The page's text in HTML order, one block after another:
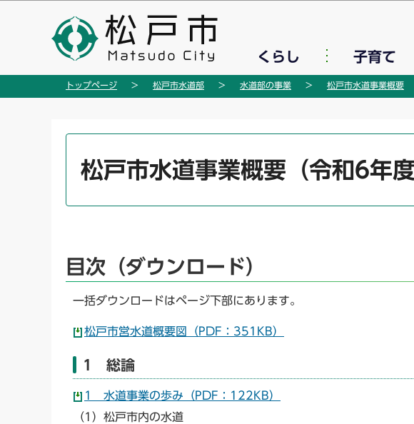
の
くらし 子育て
トップページ 松戸市水道部 水道部の事業 松戸市水道事業概要
松戸市水道事業概要（令和6年度
目次（ダウンロード）
一括ダウンロードはページ下部にあります。
松戸市営水道概要図（PDF：351KB）
1 総論
1 水道事業の歩み（PDF：122KB）
（1）松戸市内の水道